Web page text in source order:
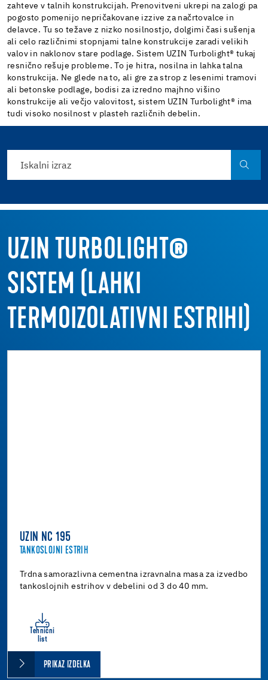
zahteve v talnih konstrukcijah. Prenovitveni ukrepi na zalogi pa
pogosto pomenijo nepričakovane izzive za načrtovalce in
delavce. Tu so težave z nizko nosilnostjo, dolgimi časi sušenja
ali celo različnimi stopnjami talne konstrukcije zaradi velikih
valov in naklonov stare podlage. Sistem UZIN Turbolight® tukaj
resnično rešuje probleme. To je hitra, nosilna in lahka talna
konstrukcija. Ne glede na to, ali gre za strop z lesenimi tramovi
ali betonske podlage, bodisi za izredno majhno višino
konstrukcije ali večjo valovitost, sistem UZIN Turbolight® ima
tudi visoko nosilnost v plasteh različnih debelin.
UZIN TURBOLIGHT®
SISTEM (LAHKI
TERMOIZOLATIVNI ESTRIHI)
UZIN NC 195
TANKOSLOJNI ESTRIH
Trdna samorazlivna cementna izravnalna masa za izvedbo
tankoslojnih estrihov v debelini od 3 do 40 mm.
Tehnični
list
PRIKAZ IZDELKA